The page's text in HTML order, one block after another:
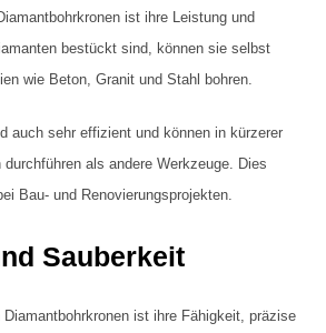
ist ihre Leistung und
bestückt sind, können sie selbst
wie Beton, Granit und Stahl bohren.
auch sehr effizient und können in kürzerer
als andere Werkzeuge. Dies
Bau- und Renovierungsprojekten.
Sauberkeit
ist ihre Fähigkeit, präzise